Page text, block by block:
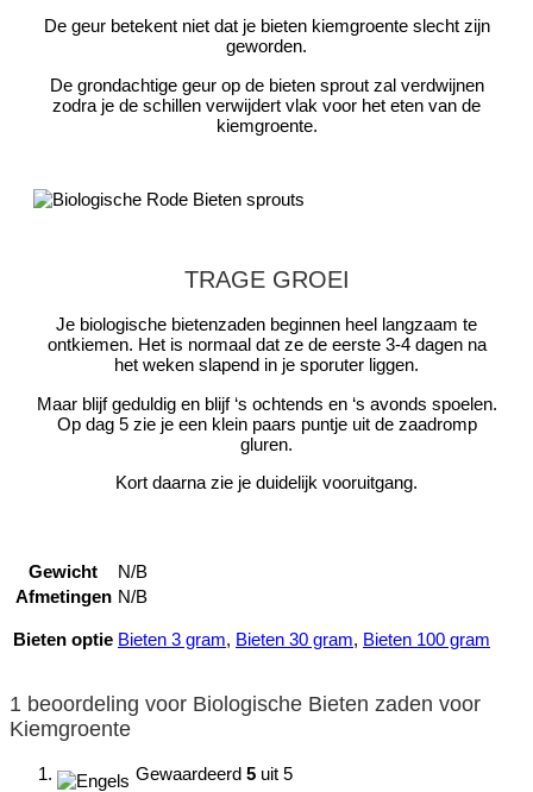
De geur betekent niet dat je bieten kiemgroente slecht zijn
geworden.
De grondachtige geur op de bieten sprout zal verdwijnen
zodra je de schillen verwijdert vlak voor het eten van de
kiemgroente.
TRAGE GROEI
Je biologische bietenzaden beginnen heel langzaam te
ontkiemen. Het is normaal dat ze de eerste 3-4 dagen na
het weken slapend in je sporuter liggen.
Maar blijf geduldig en blijf ‘s ochtends en ‘s avonds spoelen.
Op dag 5 zie je een klein paars puntje uit de zaadromp
gluren.
Kort daarna zie je duidelijk vooruitgang.
Gewicht
N/B
Afmetingen N/B
Bieten optie Bieten 3 gram, Bieten 30 gram, Bieten 100 gram
1 beoordeling voor Biologische Bieten zaden voor
Kiemgroente
Gewaardeerd 5 uit 5